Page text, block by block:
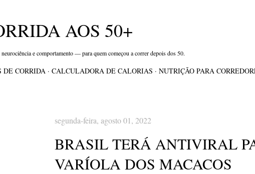
AOS 50+
e comportamento — para quem começou a correr depois dos 50.
DE CORRIDA CALCULADORA DE CALORIAS NUTRIÇÃO PARA
segunda-feira, agosto 01, 2022
BRASIL TERÁ ANTIVIRAL
VARÍOLA DOS MACACOS